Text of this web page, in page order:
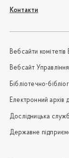
Контакти
Вебсайти
Вебсайт
Бібліотечно-
Електронний архів
Дослідницька
Державне